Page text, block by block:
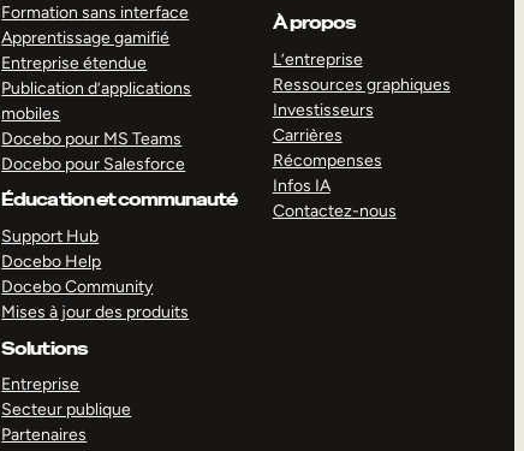
Formation sans interface
Apprentissage gamifié
Entreprise étendue
Publication d’applications
mobiles
Docebo pour MS Teams
Docebo pour Salesforce
Éducation et communauté
Support Hub
Docebo Help
Docebo Community
Mises à jour des produits
Solutions
Entreprise
Secteur publique
Partenaires
À propos
L’entreprise
Ressources graphiques
Investisseurs
Carrières
Récompenses
Infos IA
Contactez-nous